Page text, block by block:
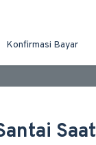
Konfirmasi Bayar
Saat